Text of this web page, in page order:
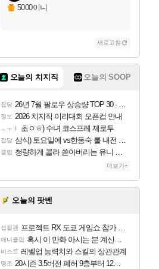
5000이니
새로고침
오늘의 치지직 오늘의 SOOP
잡담 26년 7월 팔로우 상승량 TOP 30 - 월간 치지직
정보 2026 치지직 이리대회 오픈컵 안내
ㅗㅜㅑ 초ㅇㅎ) 수녀 코스프레 제로투
잡담 삼식) 토요일에 vs한동숙 롤 내전 예정
클립 청량하게 콜라 쏟아버리는 유니 ㅋㅋㅋ
더보기+
오늘의 팟벤
섭컬겜 프로젝트 RX 도쿄 게임쇼 참가 결정
애니클립 혹시 이 만화 아시는 분 계신가요
비스트 레벨업 능력치와 스킬의 상관관계
명조 20시즌 3.5버전 폐허 9층부터 12층까지 클리어 조합 | 죽음의 노래와 바닷속 폐허 |